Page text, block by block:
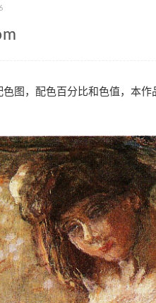
图，配色百分比和色值，本